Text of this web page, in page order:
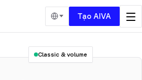
Tạo AIVA
Classic & volume